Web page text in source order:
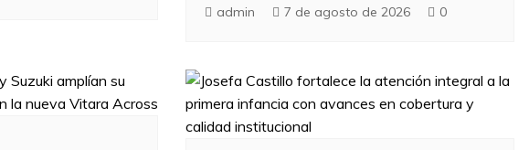
admin 7 de agosto de 2026 0